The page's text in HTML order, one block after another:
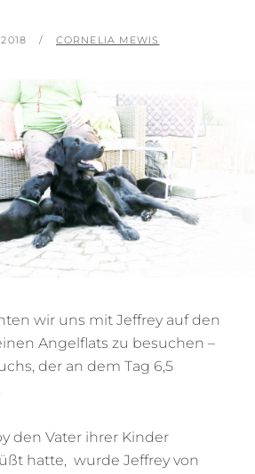
BY
CORNELIA MEWIS
wir uns mit Jeffrey auf den
Angelflats zu besuchen –
der an dem Tag 6,5
den Vater ihrer Kinder
hatte, wurde Jeffrey von